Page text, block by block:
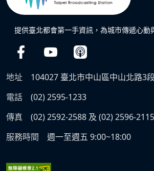
提供臺北都會第一手資訊，為城市傳遞心動
地址
104027 臺北市中山區中山北路3
電話
(02) 2595-1233
傳真
(02) 2592-2588 及 (02) 2596-2115
服務時間
週一至週五 9:00~18:00